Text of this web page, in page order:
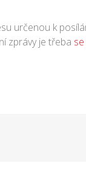
určenou k
zprávy je třeba